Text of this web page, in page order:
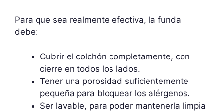
Para que sea realmente efectiva, la funda
debe:
Cubrir el colchón completamente, con
cierre en todos los lados.
Tener una porosidad suficientemente
pequeña para bloquear los alérgenos.
Ser lavable, para poder mantenerla limpia